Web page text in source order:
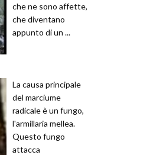
che ne sono affette,
che diventano
appunto di un ...
La causa principale
del marciume
radicale è un fungo,
l'armillaria mellea.
Questo fungo
attacca